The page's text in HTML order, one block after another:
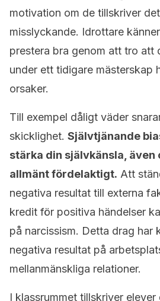
motivation om de tillskriver
misslyckande. Idrottare
prestera bra genom att tro att
under ett tidigare mästerskap
orsaker.
Till exempel dåligt väder
skicklighet. Självtjänande
stärka din självkänsla, även
allmänt fördelaktigt. Att
negativa resultat till externa
kredit för positiva händelser
på narcissism. Detta drag har
negativa resultat på
mellanmänskliga relationer.
I klassrummet tillskriver elever